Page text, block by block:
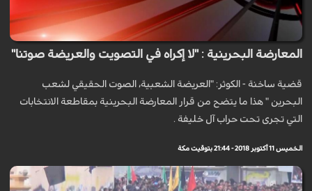
المعارضة البحرينية : "لا إكراه في التصويت والعريضة صوتنا"
قضية ساخنة - الكوثر: "العريضة الشعبية، الصوت الحقيقي لشعب
البحرين " هذا ما يتضح من قرار المعارضة البحرينية بمقاطعة الانتخابات
التي تجرى تحت حراب آل خليفة .
الخميس 11 أكتوبر 2018 - 21:44 بتوقيت مكة